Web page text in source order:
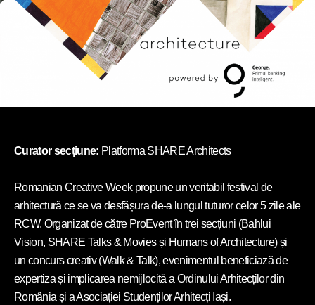
Curator secțiune: Platforma SHARE Architects
Romanian Creative Week propune un veritabil festival de
arhitectură ce se va desfășura de-a lungul tuturor celor 5 zile ale
RCW. Organizat de către ProEvent în trei secțiuni (Bahlui
Vision, SHARE Talks & Movies și Humans of Architecture) și
un concurs creativ (Walk & Talk), evenimentul beneficiază de
expertiza și implicarea nemijlocită a Ordinului Arhitecților din
România și a Asociației Studenților Arhitecți Iași.